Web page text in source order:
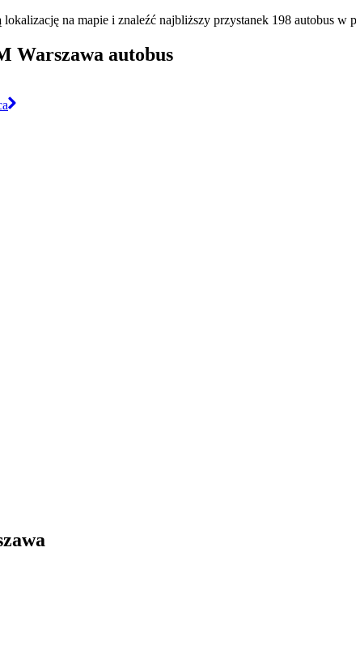
lokalizację na mapie i znaleźć najbliższy przystanek 198 autobus w
Warszawa autobus